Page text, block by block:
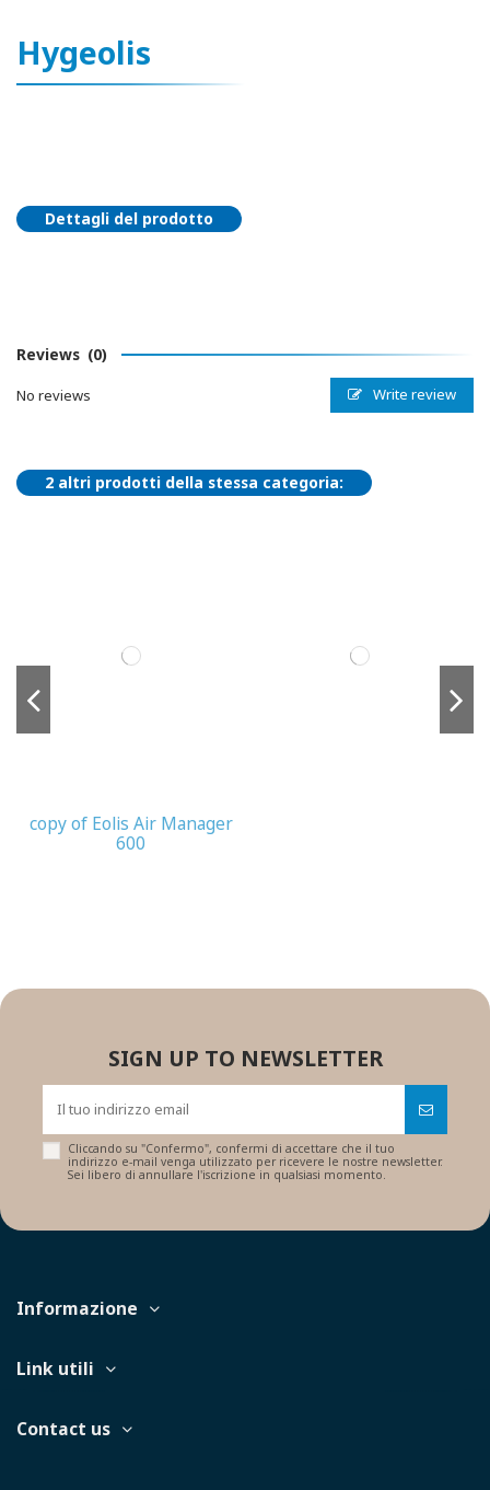
Hygeolis
Dettagli del prodotto
Reviews (0)
No reviews Write review
2 altri prodotti della stessa categoria:
copy of Eolis Air Manager
600
SIGN UP TO NEWSLETTER
Cliccando su "Confermo", confermi di accettare che il tuo
indirizzo e-mail venga utilizzato per ricevere le nostre newsletter.
Sei libero di annullare l'iscrizione in qualsiasi momento.
Informazione
Link utili
Contact us